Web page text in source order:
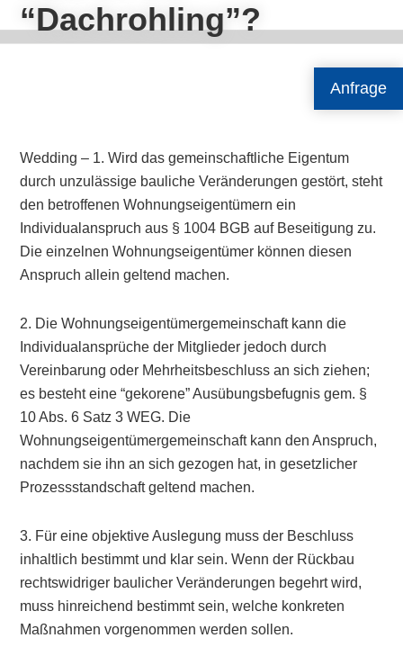
Anfrage
“Dachrohling”?
Wedding – 1. Wird das gemeinschaftliche Eigentum
durch unzulässige bauliche Veränderungen gestört, steht
den betroffenen Wohnungseigentümern ein
Individualanspruch aus § 1004 BGB auf Beseitigung zu.
Die einzelnen Wohnungseigentümer können diesen
Anspruch allein geltend machen.
2. Die Wohnungseigentümergemeinschaft kann die
Individualansprüche der Mitglieder jedoch durch
Vereinbarung oder Mehrheitsbeschluss an sich ziehen;
es besteht eine “gekorene” Ausübungsbefugnis gem. §
10 Abs. 6 Satz 3 WEG. Die
Wohnungseigentümergemeinschaft kann den Anspruch,
nachdem sie ihn an sich gezogen hat, in gesetzlicher
Prozessstandschaft geltend machen.
3. Für eine objektive Auslegung muss der Beschluss
inhaltlich bestimmt und klar sein. Wenn der Rückbau
rechtswidriger baulicher Veränderungen begehrt wird,
muss hinreichend bestimmt sein, welche konkreten
Maßnahmen vorgenommen werden sollen.